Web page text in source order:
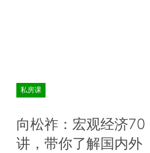
私房课
向松祚：宏观经济70
讲，带你了解国内外